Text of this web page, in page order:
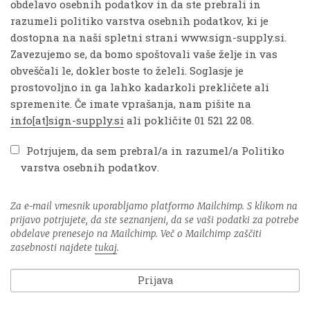
obdelavo osebnih podatkov in da ste prebrali in
razumeli politiko varstva osebnih podatkov, ki je
dostopna na naši spletni strani www.sign-supply.si.
Zavezujemo se, da bomo spoštovali vaše želje in vas
obveščali le, dokler boste to želeli. Soglasje je
prostovoljno in ga lahko kadarkoli prekličete ali
spremenite. Če imate vprašanja, nam pišite na
info[at]sign-supply.si ali pokličite 01 521 22 08.
Potrjujem, da sem prebral/a in razumel/a Politiko
varstva osebnih podatkov
Za e-mail vmesnik uporabljamo platformo Mailchimp. S klikom na
prijavo potrjujete, da ste seznanjeni, da se vaši podatki za potrebe
obdelave prenesejo na Mailchimp. Več o Mailchimp zaščiti
zasebnosti najdete tukaj.